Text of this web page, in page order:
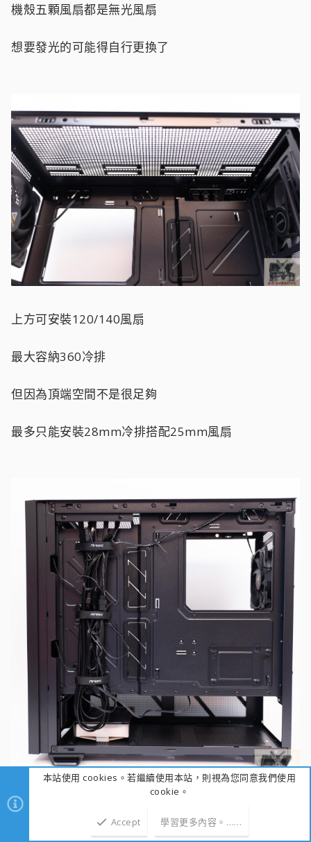
機殼五顆風扇都是無光風扇
想要發光的可能得自行更換了
上方可安裝120/140風扇
最大容納360冷排
但因為頂端空間不是很足夠
最多只能安裝28mm冷排搭配25mm風扇
機殼背面打開可以看到上方I/O拉線下來的那個區塊為
本站使用 cookies。若繼續使用本站，則視為您同意我們使用
cookie。
Accept 學習更多內容。……